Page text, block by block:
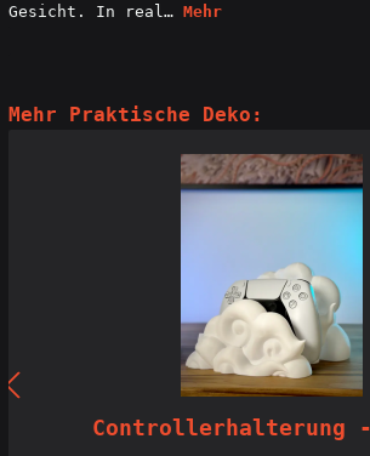
Gesicht. In real… Mehr
Mehr Praktische Deko:
Controllerhalterung -